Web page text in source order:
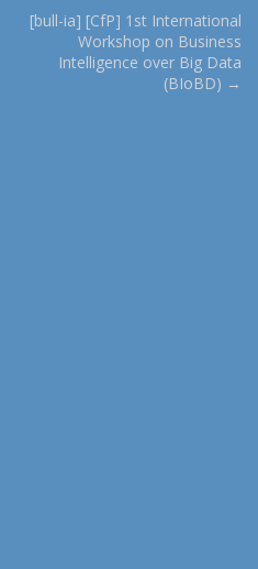
[bull-ia] [CfP] 1st International
Workshop on Business
Intelligence over Big Data
(BIoBD) →